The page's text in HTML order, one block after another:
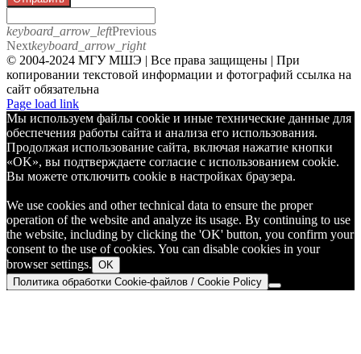
keyboard_arrow_leftPrevious
Nextkeyboard_arrow_right
© 2004-2024 МГУ МШЭ | Все права защищены | При
копировании текстовой информации и фотографий ссылка на
сайт обязательна
Telegram
Page load link
Мы используем файлы cookie и иные технические данные для
обеспечения работы сайта и анализа его использования.
Продолжая использование сайта, включая нажатие кнопки
«OK», вы подтверждаете согласие с использованием cookie.
Вы можете отключить cookie в настройках браузера.
We use cookies and other technical data to ensure the proper
operation of the website and analyze its usage. By continuing to use
the website, including by clicking the 'OK' button, you confirm your
consent to the use of cookies. You can disable cookies in your
browser settings. OK
Политика обработки Cookie-файлов / Cookie Policy